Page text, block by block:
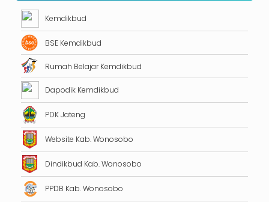
Kemdikbud
BSE Kemdikbud
Rumah Belajar Kemdikbud
Dapodik Kemdikbud
PDK Jateng
Website Kab. Wonosobo
Dindikbud Kab. Wonosobo
PPDB Kab. Wonosobo